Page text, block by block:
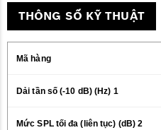
đồng bộ với nhau trên
có thể kết hợp hoàn hảo
âm tường EVID, tạo
liền mạch và nhất quán.
THÔNG SỐ KỸ THUẬT
Mã hàng
Dải tần số (-10 dB) (Hz) 1
Mức SPL tối đa (liên tục) (dB) 2